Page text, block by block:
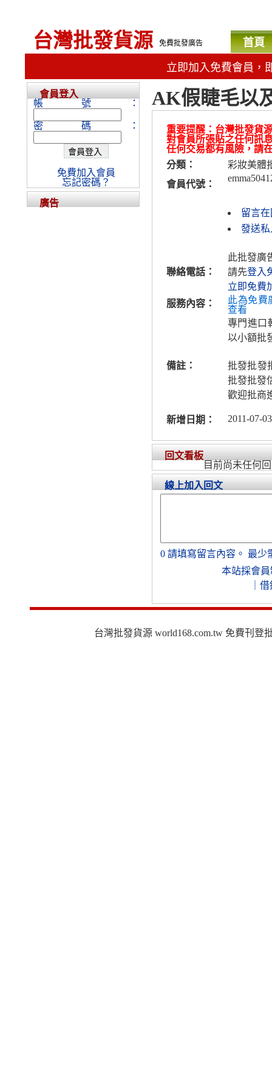
台灣批發貨源 免費批發廣告 首頁
立即加入免費會員，
AK假睫毛以
重要提醒：台灣批發貨
對會員所張貼之任何訊
任何交易都有風險，請
分類：
彩妝美體
會員代號：
留言
發送私
聯絡電話：
此批發廣
請先登入
立即免費
服務內容：
此為免費
查看
專門進口
以小額批
備註：
批發批發
批發批發
歡迎批商
新增日期： 2011-07-
回文看板
目前尚未任何
線上加入回文
0 請填寫留言內容。 最少
本站採會員
借
會員登入
帳號：
密碼：
免費加入會員
忘記密碼？
廣告
台灣批發貨源 world168.com.tw 免費刊登